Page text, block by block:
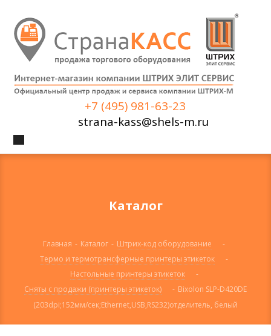
+7 (495) 981-63-23
strana-kass@shels-m.ru
Каталог
Главная - Каталог - Штрих-код оборудование
-
Термо и термотрансферные принтеры этикеток
-
Настольные принтеры этикеток
-
Сняты с продажи (принтеры этикеток)
- Bixolon SLP-D420DE
(203dpi;152мм/сек;Ethernet,USB,RS232)отделитель, белый